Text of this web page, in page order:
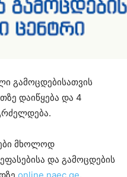
გამოცდებისათვის
დაიწყება და 4
მხოლოდ
და გამოცდების